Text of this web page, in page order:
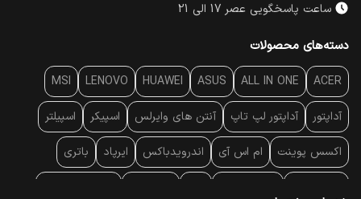
ساعت پاسخگویی عصر 17 الی 21
دسته‌های محصولات
ACER
ALL IN ONE
ASUS
HUAWEI
LENOVO
MSI
آداپتور آداپتور لپ تاپ آنتن‌ های وایرلس اسپیکر اسپیلتر
اکسس پوینت ام اس آی اندرویدباکس ایرپاد باتری